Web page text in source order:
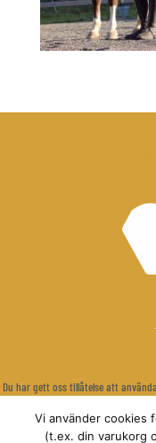
Du har gett oss tillåtelse att
Vi använder cookies
(t.ex. din varukorg